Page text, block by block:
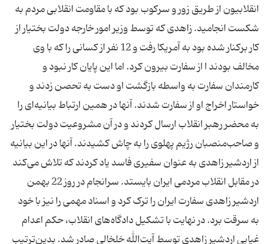
انقلابیون از طریق زور و سرکوب بود که با مقاومت انقلابی مردم به
شکست انجامید. زاهدی که توسط وزیر امور خارجه دولت بختیار از
کار برکنار شده بود به آمریکا رفت و 12 نفر از کسانی را که با وی
مخالف بودند ا از سفارت بیرون کرد. اما این پایان کار نبود و
کارمندان سفارت به واسطه بازگشت او دست به تحصن زدند و
خواستار اخراج او از سفارت شدند. آنها در همین ارتباط بیانیه‌ای را
به محضر رهبر انقلاب ارسال کردند و در آن مشروعیت دولت بختیار
و صاحب‌منصبان رژیم پهلوی را به چاش کشیدند. آنها در این بیانیه
از اردشیر زاهدی به عنوان سفیری فاسد یاد کردند که تلاش می‌کند
در مقابل انقلاب مردمی ایران بایستد. سرانجام در روز 22 بهمن
اردشیر زاهدی سفارت ایران را ترک کرد و اسناد مهمی را نیز با خود
به سرقت برد. در نهایت با تشکیل دادگاه‌های انقلاب، حکم اعدام
غیابی اردشیر زاهدی توسط آیت‌الله خلخالی صادر شد. بدین‌ترتیب